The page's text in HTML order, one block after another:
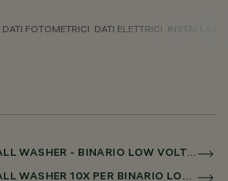
DATI FOTOMETRICI DATI ELETTRICI
LASER BLADE XS WALL WASHER - BINARIO LOW VOLTAGE
LASER BLADE XS WALL WASHER 10X PER BINARIO LOW VOLTAGE DALI POWERLINE